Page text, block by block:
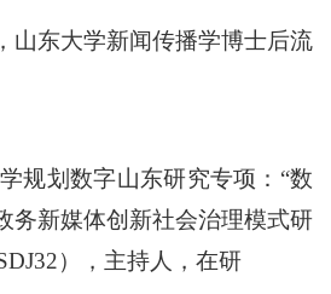
山东大学新闻传播学博士后流
规划数字山东研究专项： “数
务新媒体创新社会治理模式研
），主持人，在研